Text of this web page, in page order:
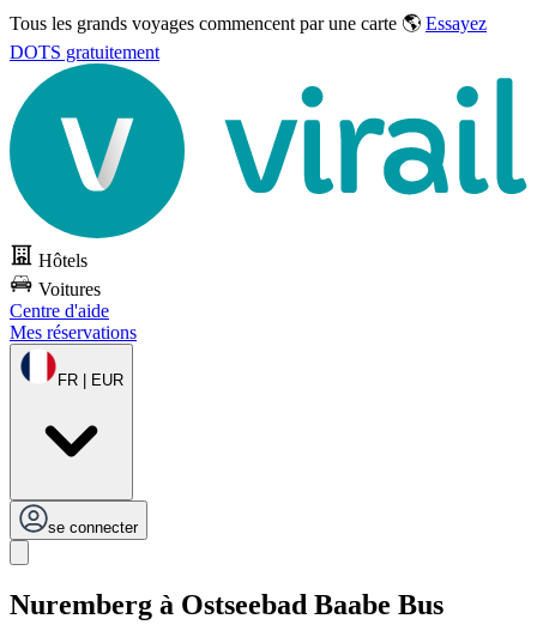
Tous les grands voyages commencent par une carte 🌎 Essayez
DOTS gratuitement
Hôtels
Voitures
Centre d'aide
Mes réservations
FR | EUR
se connecter
Nuremberg à Ostseebad Baabe Bus